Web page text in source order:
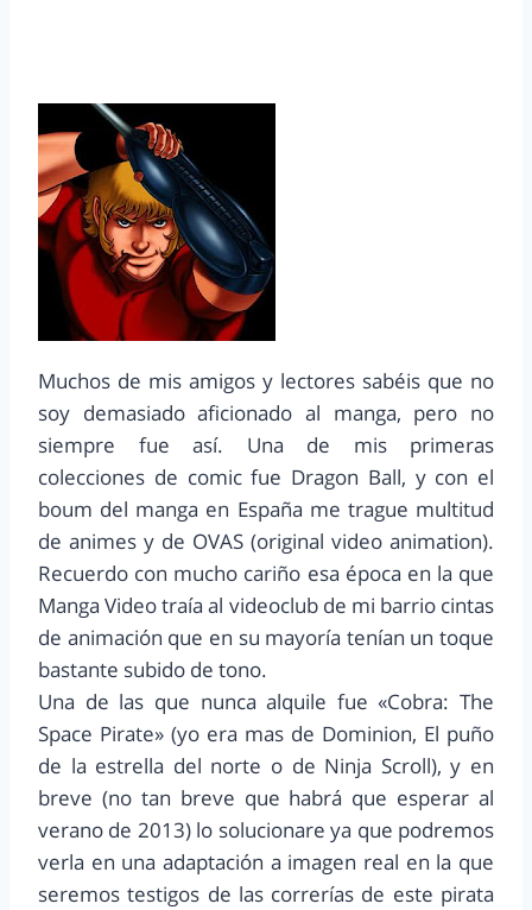
Muchos de mis amigos y lectores sabéis que no
soy demasiado aficionado al manga, pero no
siempre fue así. Una de mis primeras
colecciones de comic fue Dragon Ball, y con el
boum del manga en España me trague multitud
de animes y de OVAS (original video animation).
Recuerdo con mucho cariño esa época en la que
Manga Video traía al videoclub de mi barrio cintas
de animación que en su mayoría tenían un toque
bastante subido de tono.
Una de las que nunca alquile fue «Cobra: The
Space Pirate» (yo era mas de Dominion, El puño
de la estrella del norte o de Ninja Scroll), y en
breve (no tan breve que habrá que esperar al
verano de 2013) lo solucionare ya que podremos
verla en una adaptación a imagen real en la que
seremos testigos de las correrías de este pirata